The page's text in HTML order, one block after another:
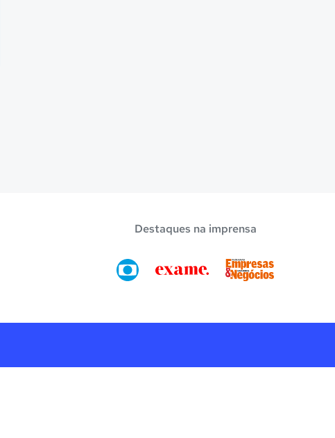
Destaques na imprensa